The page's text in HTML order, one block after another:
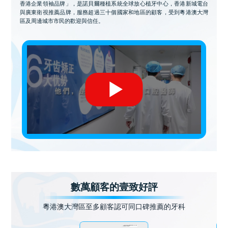
香港企業領袖品牌」，是諾貝爾種植系統全球放心植牙中心，香港新城電台
與廣東衛視推薦品牌，服務超過三十個國家和地區的顧客，受到粵港澳大灣
區及周邊城市市民的歡迎與信任。
數萬顧客的壹致好評
粵港澳大灣區至多顧客認可同口碑推薦的牙科